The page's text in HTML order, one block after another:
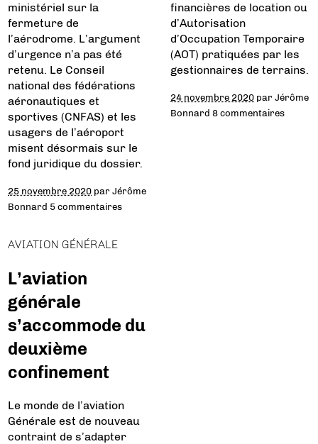
ministériel sur la
fermeture de
l’aérodrome. L’argument
d’urgence n’a pas été
retenu. Le Conseil
national des fédérations
aéronautiques et
sportives (CNFAS) et les
usagers de l’aéroport
misent désormais sur le
fond juridique du dossier.
25 novembre 2020 parJérôme
Bonnard 5 commentaires
financières de location ou
d’Autorisation
d’Occupation Temporaire
(AOT) pratiquées par les
gestionnaires de terrains.
24 novembre 2020 parJérôme
Bonnard 8 commentaires
AVIATION GÉNÉRALE
L’aviation
générale
s’accommode du
deuxième
confinement
Le monde de l’aviation
Générale est de nouveau
contraint de s’adapter